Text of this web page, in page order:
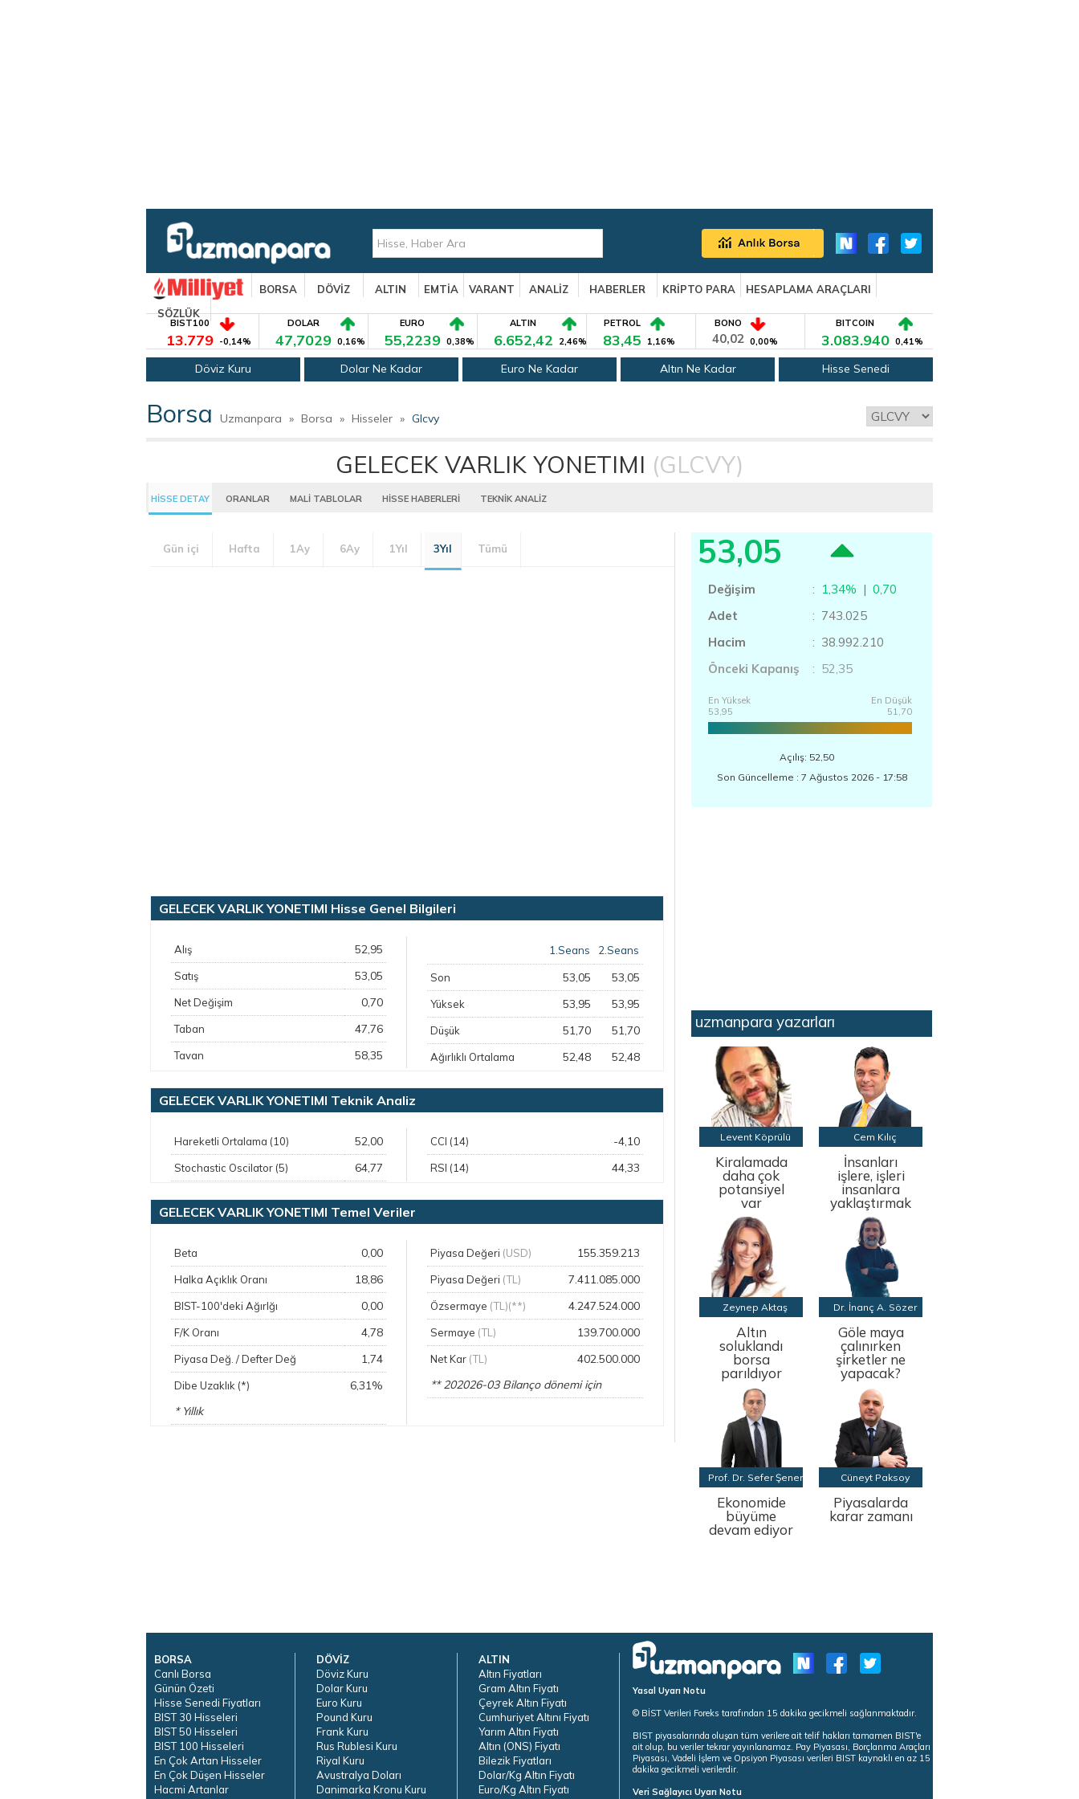
BORSA DÖVİZ ALTIN EMTİA VARANT ANALİZ HABERLER KRİPTO PARA
HESAPLAMA ARAÇLARI
SÖZLÜK
BIST100
13.779 -0,14%
DOLAR
47,7029 0,16%
EURO
55,2239 0,38%
ALTIN
6.652,42 2,46%
PETROL
83,45 1,16%
BONO
40,02 0,00%
BITCOIN
3.083.940 0,41%
Döviz Kuru Dolar Ne Kadar Euro Ne Kadar Altın Ne Kadar Hisse Senedi
Borsa Uzmanpara » Borsa » Hisseler » Glcvy
GELECEK VARLIK YONETIMI (GLCVY)
HİSSE DETAY ORANLAR MALİ TABLOLAR HİSSE HABERLERİ TEKNİK ANALİZ
Gün içi Hafta 1Ay 6Ay 1Yıl 3Yıl Tümü
GELECEK VARLIK YONETIMI Hisse Genel Bilgileri
Alış 52,95
Satış 53,05
Net Değişim 0,70
Taban 47,76
Tavan 58,35
1.Seans 2.Seans
Son 53,05 53,05
Yüksek 53,95 53,95
Düşük 51,70 51,70
Ağırlıklı Ortalama 52,48 52,48
GELECEK VARLIK YONETIMI Teknik Analiz
Hareketli Ortalama (10) 52,00
Stochastic Oscilator (5) 64,77
CCI (14) -4,10
RSI (14) 44,33
GELECEK VARLIK YONETIMI Temel Veriler
Beta 0,00
Halka Açıklık Oranı 18,86
BIST-100'deki Ağırlğı 0,00
F/K Oranı 4,78
Piyasa Değ. / Defter Değ 1,74
Dibe Uzaklık (*)
6,31%
* Yıllık
Piyasa Değeri (USD) 155.359.213
Piyasa Değeri (TL) 7.411.085.000
Özsermaye (TL)(**) 4.247.524.000
Sermaye (TL) 139.700.000
Net Kar (TL)
402.500.000
** 202026-03 Bilanço dönemi için
53,05
Değişim : 1,34% | 0,70
Adet
: 743.025
Hacim
: 38.992.210
Önceki Kapanış
: 52,35
En Yüksek
53,95
En Düşük
51,70
Açılış: 52,50
Son Güncelleme : 7 Ağustos 2026 - 17:58
uzmanpara yazarları
Levent Köprülü
Kiralamada
daha çok
potansiyel
var
Cem Kılıç
İnsanları
işlere, işleri
insanlara
yaklaştırmak
Zeynep Aktaş
Altın
soluklandı
borsa
parıldıyor
Dr. İnanç A. Sözer
Göle maya
çalınırken
şirketler ne
yapacak?
Prof. Dr. Sefer Şener
Ekonomide
büyüme
devam ediyor
Cüneyt Paksoy
Piyasalarda
karar zamanı
BORSA
Canlı Borsa
Günün Özeti
Hisse Senedi Fiyatları
BIST 30 Hisseleri
BIST 50 Hisseleri
BIST 100 Hisseleri
En Çok Artan Hisseler
En Çok Düşen Hisseler
Hacmi Artanlar
DÖVİZ
Döviz Kuru
Dolar Kuru
Euro Kuru
Pound Kuru
Frank Kuru
Rus Rublesi Kuru
Riyal Kuru
Avustralya Doları
Danimarka Kronu Kuru
ALTIN
Altın Fiyatları
Gram Altın Fiyatı
Çeyrek Altın Fiyatı
Cumhuriyet Altını Fiyatı
Yarım Altın Fiyatı
Altın (ONS) Fiyatı
Bilezik Fiyatları
Dolar/Kg Altın Fiyatı
Euro/Kg Altın Fiyatı
Yasal Uyarı Notu
© BİST Verileri Foreks tarafından 15 dakika gecikmeli sağlanmaktadır.
BIST piyasalarında oluşan tüm verilere ait telif hakları tamamen BIST'e
ait olup, bu veriler tekrar yayınlanamaz. Pay Piyasası, Borçlanma Araçları
Piyasası, Vadeli İşlem ve Opsiyon Piyasası verileri BIST kaynaklı en az 15
dakika gecikmeli verilerdir.
Veri Sağlayıcı Uyarı Notu